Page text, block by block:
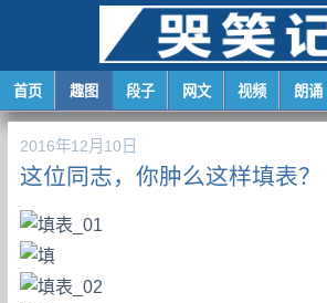
首页 趣图 段子 网文 视频 朗诵
2016年12月10日
这位同志，你肿么这样填表？